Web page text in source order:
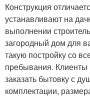
Конструкция
устанавливают на
выполнении
загородный дом для
такую постройку со
пребывания.
заказать бытовку с
комплектации,